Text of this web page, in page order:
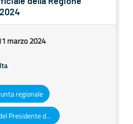
marzo 2024
regionale
Decreti e ordinanze del Presidente della Giunta regionale